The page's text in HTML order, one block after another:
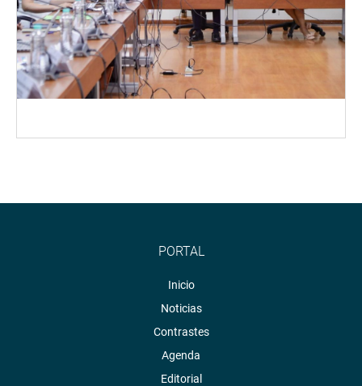
PORTAL
Inicio
Noticias
Contrastes
Agenda
Editorial